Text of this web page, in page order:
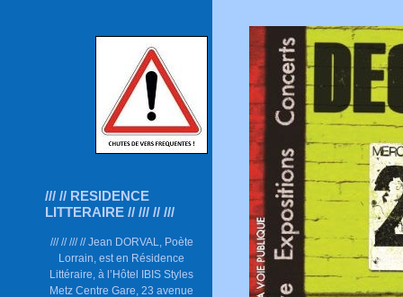
/// // RESIDENCE
LITTERAIRE // /// // ///
/// // /// // Jean DORVAL, Poète
Lorrain, est en Résidence
Littéraire, à l’Hôtel IBIS Styles
Metz Centre Gare, 23 avenue